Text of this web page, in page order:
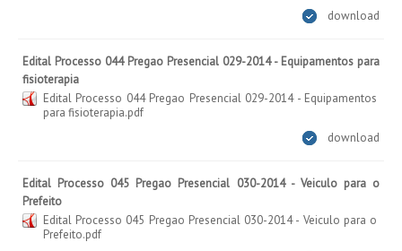
download
Edital Processo 044 Pregao Presencial 029-2014 - Equipamentos para
fisioterapia
Edital Processo 044 Pregao Presencial 029-2014 - Equipamentos
para fisioterapia.pdf
download
Edital Processo 045 Pregao Presencial 030-2014 - Veiculo para o
Prefeito
Edital Processo 045 Pregao Presencial 030-2014 - Veiculo para o
Prefeito.pdf